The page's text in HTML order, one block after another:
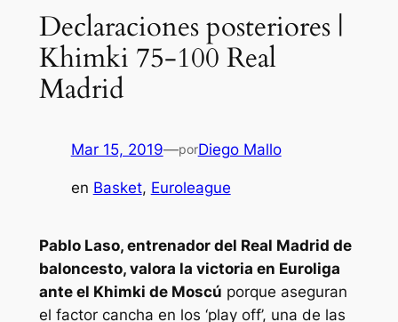
Declaraciones posteriores |
Khimki 75-100 Real
Madrid
Mar 15, 2019—porDiego Mallo
en Basket, Euroleague
Pablo Laso, entrenador del Real Madrid de
baloncesto, valora la victoria en Euroliga
ante el Khimki de Moscú porque aseguran
el factor cancha en los ‘play off’, una de las